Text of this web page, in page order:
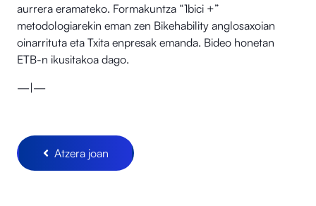
aurrera eramateko. Formakuntza “1bici +”
metodologiarekin eman zen Bikehability anglosaxoian
oinarrituta eta Txita enpresak emanda. Bideo honetan
ETB-n ikusitakoa dago.
—|—
Atzera joan